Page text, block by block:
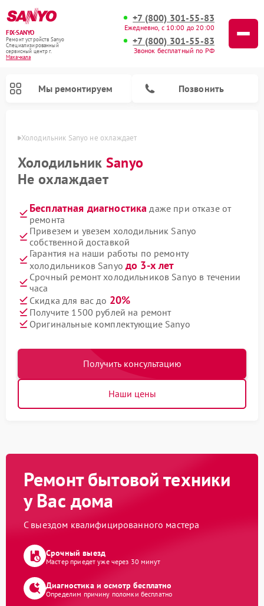
FIX-SANYO
Ремонт устройств Sanyo
Специализированный
cервисный центр г.
Махачкала
+7 (800) 301-55-83
Ежедневно, с 10:00 до 20:00
+7 (800) 301-55-83
Звонок бесплатный по РФ
Мы ремонтируем Позвонить
Холодильник Sanyo не охлаждает
Холодильник Sanyo
Не охлаждает
Бесплатная диагностика даже при отказе от
ремонта
Привезем и увезем холодильник Sanyo
собственной доставкой
Гарантия на наши работы по ремонту
холодильников Sanyoдо 3-х лет
Срочный ремонт холодильников Sanyo в течении
часа
Скидка для вас до 20%
Получите 1500 рублей на ремонт
Оригинальные комплектующие Sanyo
Получить консультацию
Наши цены
Ремонт бытовой техники
у Вас дома
С выездом квалифицированного мастера
Срочный выезд
Мастер приедет уже через 30 минут
Диагностика и осмотр бесплатно
Определим причину поломки бесплатно